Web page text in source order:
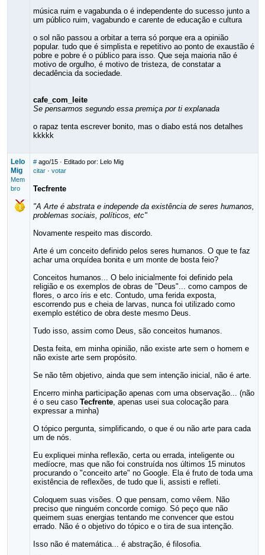
música ruim e vagabunda o é independente do sucesso junto a
um público ruim, vagabundo e carente de educação e cultura
o sol não passou a orbitar a terra só porque era a opinião
popular. tudo que é simplista e repetitivo ao ponto de exaustão é
pobre e pobre é o público para isso. Que seja maioria não é
motivo de orgulho, é motivo de tristeza, de constatar a
decadência da sociedade.
cafe_com_leite
Se pensarmos segundo essa premiça por ti explanada
o rapaz tenta escrever bonito, mas o diabo está nos detalhes
kkkkk
Lelo
Mig
Mem
bro
# ago/15· Editado por: Lelo Mig
citar· votar
Tecfrente
"A Arte é abstrata e independe da existência de seres humanos,
problemas sociais, políticos, etc"
Novamente respeito mas discordo.
Arte é um conceito definido pelos seres humanos. O que te faz
achar uma orquídea bonita e um monte de bosta feio?
Conceitos humanos... O belo inicialmente foi definido pela
religião e os exemplos de obras de "Deus"... como campos de
flores, o arco íris e etc. Contudo, uma ferida exposta,
escorrendo pus e cheia de larvas, nunca foi utilizado como
exemplo estético de obra deste mesmo Deus.
Tudo isso, assim como Deus, são conceitos humanos.
Desta feita, em minha opinião, não existe arte sem o homem e
não existe arte sem propósito.
Se não têm objetivo, ainda que sem intenção inicial, não é arte.
Encerro minha participação apenas com uma observação... (não
é o seu caso Tecfrente, apenas usei sua colocação para
expressar a minha)
O tópico pergunta, simplificando, o que é ou não arte para cada
um de nós.
Eu expliquei minha reflexão, certa ou errada, inteligente ou
medíocre, mas que não foi construída nos últimos 15 minutos
procurando o "conceito arte" no Google. Ela é fruto de toda uma
existência de reflexões, de tudo que li, assisti e refleti.
Coloquem suas visões. O que pensam, como vêem. Não
preciso que ninguém concorde comigo. Só peço que não
queimem suas energias tentando me convencer que estou
errado. Não é o objetivo do tópico e o tira de sua intenção.
Isso não é matemática... é abstração, é filosofia.